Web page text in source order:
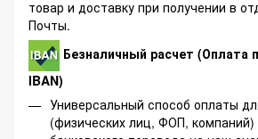
товар и доставку при получении в
Почты.
Безналичный расчет (Оплата
IBAN)
Универсальный способ оплаты
(физических лиц, ФОП, компаний)